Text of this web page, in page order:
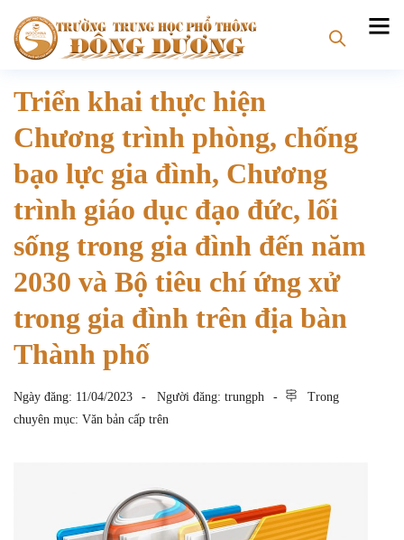
Triển khai thực hiện
Chương trình phòng, chống
bạo lực gia đình, Chương
trình giáo dục đạo đức, lối
sống trong gia đình đến năm
2030 và Bộ tiêu chí ứng xử
trong gia đình trên địa bàn
Thành phố
Ngày đăng: 11/04/2023 Người đăng: trungph
Trong
chuyên mục: Văn bản cấp trên